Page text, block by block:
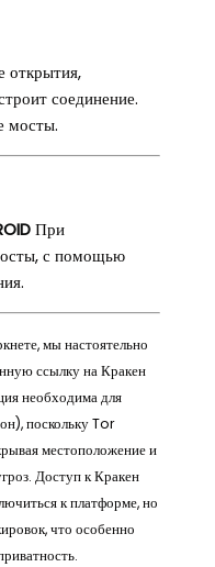
открытия,
соединение.
мосты.
При
с помощью
мы настоятельно
ссылку на Кракен
необходима для
поскольку Tor
местоположение и
Доступ к Кракен
к платформе, но
что особенно